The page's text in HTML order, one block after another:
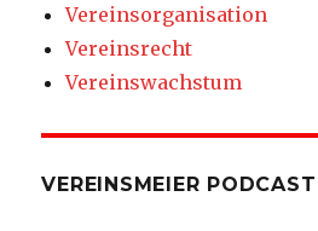
Vereinsorganisation
Vereinsrecht
Vereinswachstum
VEREINSMEIER PODCAST